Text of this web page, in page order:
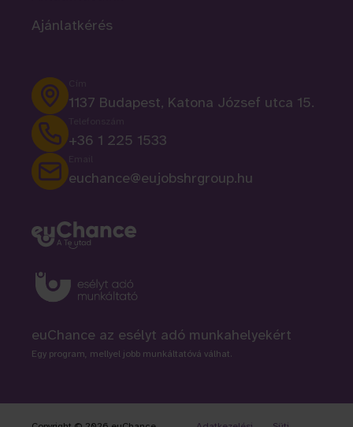
Ajánlatkérés
1137 Budapest, Katona József utca 15.
+36 1 225 1533
euchance@eujobshrgroup.hu
euChance az esélyt adó munkahelyekért
Egy program, mellyel jobb munkáltatóvá válhat.